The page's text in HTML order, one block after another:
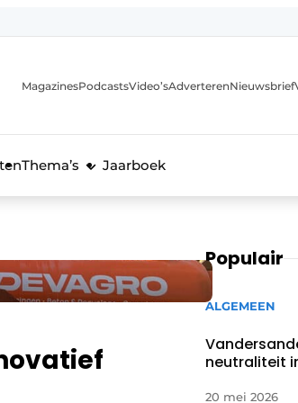
MagazinesPodcastsVideo’sAdverterenNieuwsbrief
Thema’s Jaarboek
Populair
ALGEMEEN
neutraliteit
20 mei 2026